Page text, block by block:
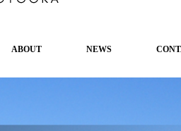
ABOUT NEWS